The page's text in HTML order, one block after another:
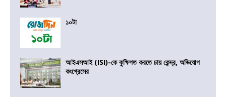
১০টা
আইএসআই (ISI)-কে কুক্ষিগত করতে চায় কেন্দ্র, অভিযোগ
কংগ্রেসের